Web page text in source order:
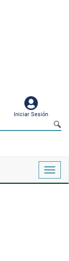
Iniciar Sesión